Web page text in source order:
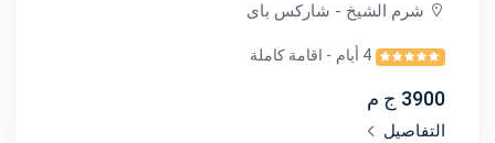
شرم الشيخ - شاركس باى
4 أيام - اقامة كاملة
3900 ج م
التفاصيل